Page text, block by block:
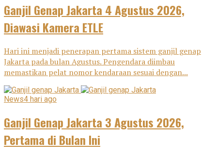
Ganjil Genap Jakarta 4 Agustus 2026,
Diawasi Kamera ETLE
Hari ini menjadi penerapan pertama sistem ganjil genap
Jakarta pada bulan Agustus. Pengendara diimbau
memastikan pelat nomor kendaraan sesuai dengan...
News4 hari ago
Ganjil Genap Jakarta 3 Agustus 2026,
Pertama di Bulan Ini